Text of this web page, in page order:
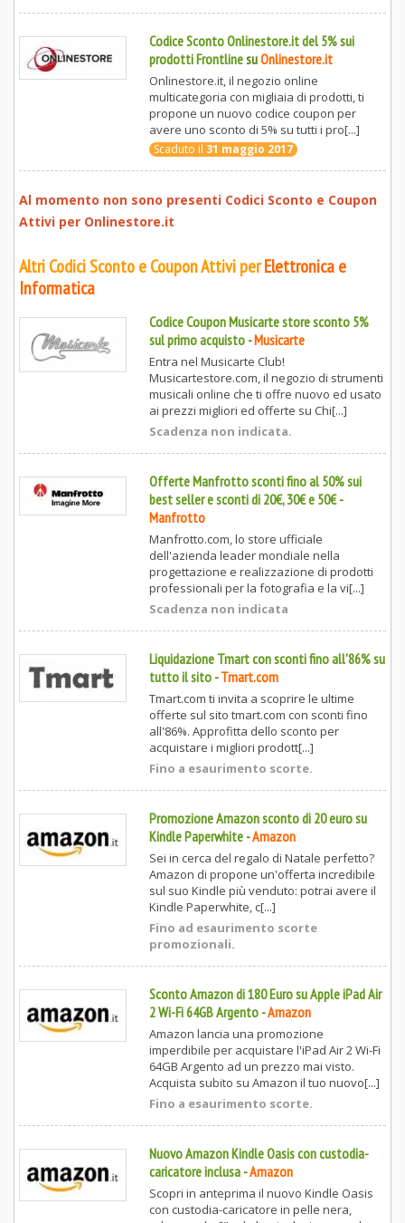
Codice Sconto Onlinestore.it del 5% sui
prodotti FrontlinesuOnlinestore.it
Onlinestore.it, il negozio online
multicategoria con migliaia di prodotti, ti
propone un nuovo codice coupon per
avere uno sconto di 5% su tutti i pro[...]
Scaduto il 31 maggio 2017
Al momento non sono presenti Codici Sconto e Coupon
Attivi per Onlinestore.it
Altri Codici Sconto e Coupon Attivi perElettronica e
Informatica
Codice Coupon Musicarte store sconto 5%
sul primo acquisto-Musicarte
Entra nel Musicarte Club!
Musicartestore.com, il negozio di strumenti
musicali online che ti offre nuovo ed usato
ai prezzi migliori ed offerte su Chi[...]
Scadenza non indicata.
Offerte Manfrotto sconti fino al 50% sui
best seller e sconti di 20€, 30€ e 50€-
Manfrotto
Manfrotto.com, lo store ufficiale
dell'azienda leader mondiale nella
progettazione e realizzazione di prodotti
professionali per la fotografia e la vi[...]
Scadenza non indicata
Liquidazione Tmart con sconti fino all'86% su
tutto il sito-Tmart.com
Tmart.com ti invita a scoprire le ultime
offerte sul sito tmart.com con sconti fino
all'86%. Approfitta dello sconto per
acquistare i migliori prodott[...]
Fino a esaurimento scorte.
Promozione Amazon sconto di 20 euro su
Kindle Paperwhite-Amazon
Sei in cerca del regalo di Natale perfetto?
Amazon di propone un'offerta incredibile
sul suo Kindle più venduto: potrai avere il
Kindle Paperwhite, c[...]
Fino ad esaurimento scorte
promozionali.
Sconto Amazon di 180 Euro su Apple iPad Air
2 Wi-Fi 64GB Argento-Amazon
Amazon lancia una promozione
imperdibile per acquistare l'iPad Air 2 Wi-Fi
64GB Argento ad un prezzo mai visto.
Acquista subito su Amazon il tuo nuovo[...]
Fino a esaurimento scorte.
Nuovo Amazon Kindle Oasis con custodia-
caricatore inclusa-Amazon
Scopri in anteprima il nuovo Kindle Oasis
con custodia-caricatore in pelle nera,